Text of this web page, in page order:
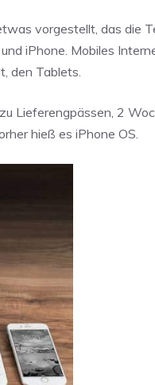
vorgestellt, das die
iPhone. Mobiles
den Tablets.
Lieferengpässen, 2
hieß es iPhone OS.